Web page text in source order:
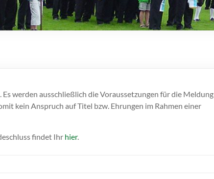
werden ausschließlich die Voraussetzungen für die Meldung
kein Anspruch auf Titel bzw. Ehrungen im Rahmen einer
findet Ihr hier.